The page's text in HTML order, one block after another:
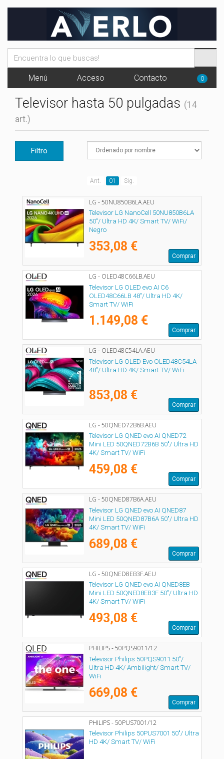
Menú Acceso Contacto 0
Televisor hasta 50 pulgadas (14
art.)
Filtro
Ant. 01 Sig.
LG - 50NU850B6LA.AEU
Televisor LG NanoCell 50NU850B6LA
50"/ Ultra HD 4K/ Smart TV/ WiFi/
Negro
353,08 €
Comprar
LG - OLED48C66LB.AEU
Televisor LG OLED evo AI C6
OLED48C66LB 48"/ Ultra HD 4K/
Smart TV/ WiFi
1.149,08 €
Comprar
LG - OLED48C54LA.AEU
Televisor LG OLED Evo OLED48C54LA
48"/ Ultra HD 4K/ Smart TV/ WiFi
853,08 €
Comprar
LG - 50QNED72B6B.AEU
Televisor LG QNED evo AI QNED72
Mini LED 50QNED72B6B 50"/ Ultra HD
4K/ Smart TV/ WiFi
459,08 €
Comprar
LG - 50QNED87B6A.AEU
Televisor LG QNED evo AI QNED87
Mini LED 50QNED87B6A 50"/ Ultra HD
4K/ Smart TV/ WiFi
689,08 €
Comprar
LG - 50QNED8EB3F.AEU
Televisor LG QNED evo AI QNED8EB
Mini LED 50QNED8EB3F 50"/ Ultra HD
4K/ Smart TV/ WiFi
493,08 €
Comprar
PHILIPS - 50PQS9011/12
Televisor Philips 50PQS9011 50"/
Ultra HD 4K/ Ambilight/ Smart TV/
WiFi
669,08 €
Comprar
PHILIPS - 50PUS7001/12
Televisor Philips 50PUS7001 50"/ Ultra
HD 4K/ Smart TV/ WiFi